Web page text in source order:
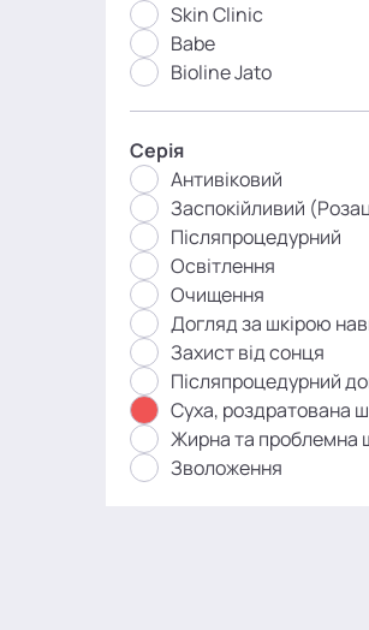
Skin Clinic
Babe
Bioline Jato
Серія
Антивіковий
Заспокійливий
Післяпроцедурний
Освітлення
Очищення
Догляд за шкірою
Захист від сонця
Післяпроцедурний
Суха, роздратована
Жирна та проблемна
Зволоження